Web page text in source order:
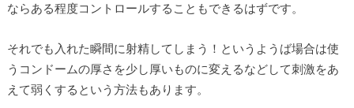
ならある程度コントロールすることもできるはずです。
それでも入れた瞬間に射精してしまう！というようば場合は使
うコンドームの厚さを少し厚いものに変えるなどして刺激をあ
えて弱くするという方法もあります。